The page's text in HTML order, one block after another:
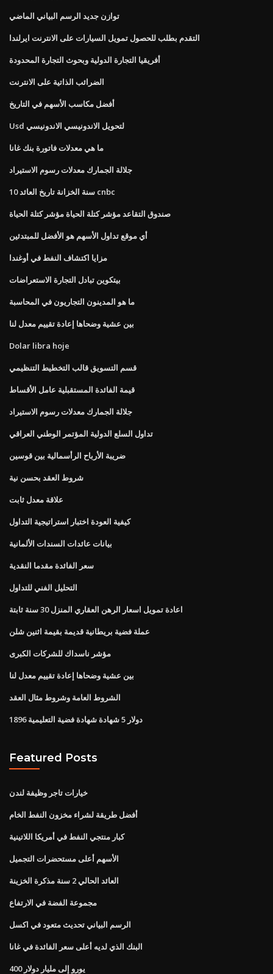
توازن جديد الرسم البياني الماضي
التقدم بطلب للحصول تمويل السيارات على الانترنت ايرلندا
أفريقيا التجارة الدولية وبحوث التجارة المحدودة
الضرائب الذاتية على الانترنت
أفضل مكاسب الأسهم في التاريخ
Usd لتحويل الاندونيسي الاندونيسي
ما هي معدلات فاتورة بنك غانا
جلالة الجمارك معدلات رسوم الاستيراد
10 سنة الخزانة تاريخ العائد cnbc
صندوق التقاعد مؤشر كتلة الحياة مؤشر كتلة الحياة
أي موقع تداول الأسهم هو الأفضل للمبتدئين
مزايا اكتشاف النفط في أوغندا
بيتكوين تبادل التجارة الاستعراضات
ما هو المدينون التجاريون في المحاسبة
بين عشية وضحاها إعادة تقييم معدل لنا
Dolar libra hoje
قسم التسويق قالب التخطيط التنظيمي
قيمة الفائدة المستقبلية عامل الأقساط
جلالة الجمارك معدلات رسوم الاستيراد
تداول السلع الدولية المؤتمر الوطني العراقي
ضريبة الأرباح الرأسمالية بين قوسين
شروط العقد بحسن نية
علاقة معدل ثابت
كيفية العودة اختبار استراتيجية التداول
بيانات عائدات السندات الألمانية
سعر الفائدة مقدما النقدية
التحليل الفني للتداول
اعادة تمويل اسعار الرهن العقاري المنزل 30 سنة ثابتة
عملة فضية بريطانية قديمة بقيمة اثنين شلن
مؤشر ناسداك للشركات الكبرى
بين عشية وضحاها إعادة تقييم معدل لنا
الشروط العامة وشروط مثال العقد
1896 دولار 5 شهادة شهادة فضية التعليمية
Featured Posts
خيارات تاجر وظيفة لندن
أفضل طريقة لشراء مخزون النفط الخام
كبار منتجي النفط في أمريكا اللاتينية
الأسهم أعلى مستحضرات التجميل
العائد الحالي 2 سنة مذكرة الخزينة
مجموعة الفضة في الارتفاع
الرسم البياني تحديث متعود في اكسل
البنك الذي لديه أعلى سعر الفائدة في غانا
400 يورو إلى مليار دولار